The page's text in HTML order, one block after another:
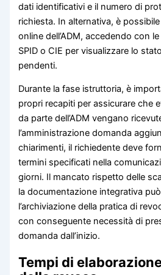
dati identificativi e il numero di
richiesta. In alternativa, è
online dell’ADM, accedendo con
SPID o CIE per visualizzare lo
pendenti.
Durante la fase istruttoria, è
propri recapiti per assicurare che
da parte dell’ADM vengano
l’amministrazione domanda
chiarimenti, il richiedente deve
termini specificati nella
giorni. Il mancato rispetto delle
la documentazione integrativa
l’archiviazione della pratica di
con conseguente necessità di
domanda dall’inizio.
Tempi di